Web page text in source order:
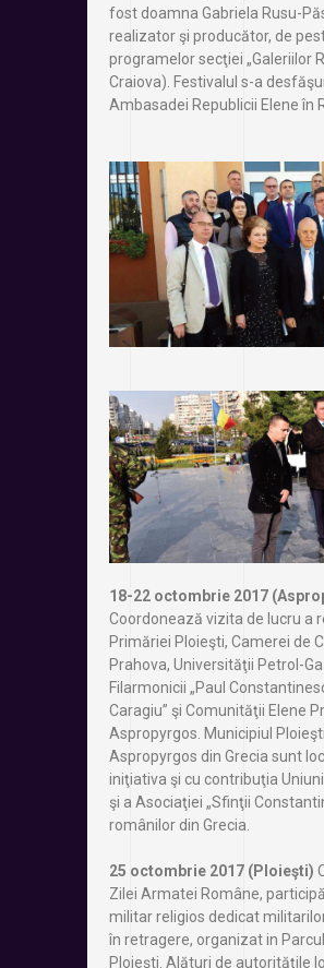
fost doamna Gabriela Rusu-
realizator şi producător, de
programelor secţiei „Galeriilor
Craiova). Festivalul s-a
Ambasadei Republicii Elene în
18-22 octombrie 2017
Coordonează vizita de lucru a
Primăriei Ploieşti, Camerei de
Prahova, Universităţii Petrol-
Filarmonicii „Paul
Caragiu” şi Comunităţii Elene
Aspropyrgos. Municipiul
Aspropyrgos din Grecia sunt
iniţiativa şi cu contribuţia
şi a Asociaţiei „Sfinţii
românilor din Grecia.
25 octombrie 2017 (Ploieşti)
Zilei Armatei Române,
militar religios dedicat
în retragere, organizat in
Ploieşti. Alături de autorităţile